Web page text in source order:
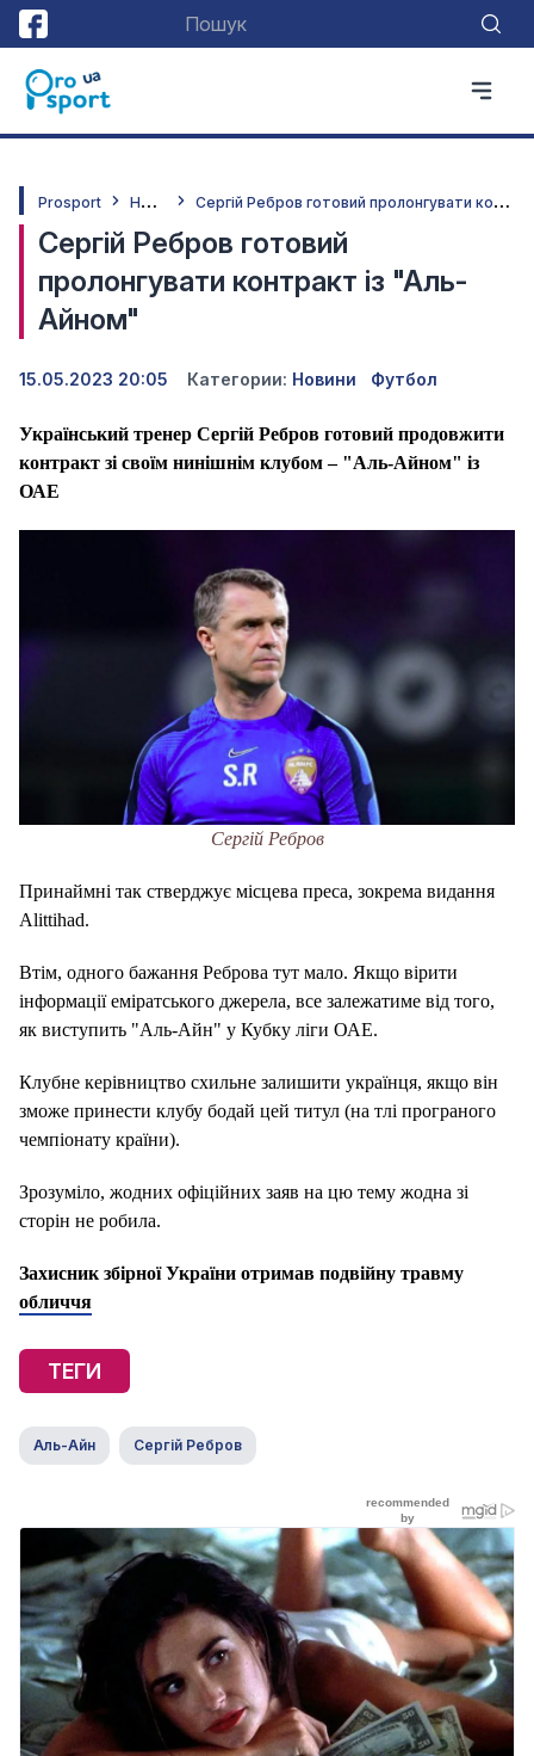
Prosport Н
овини С
ергій Ребров готовий пролонгувати контракт із "Аль-Айном"
Сергій Ребров готовий
пролонгувати контракт із "Аль-
Айном"
15.05.2023 20:05 Категории: Новини Футбол
Український тренер Сергій Ребров готовий продовжити
контракт зі своїм нинішнім клубом – "Аль-Айном" із
ОАЕ
Сергій Ребров
Принаймні так стверджує місцева преса, зокрема видання
Alittihad.
Втім, одного бажання Реброва тут мало. Якщо вірити
інформації еміратського джерела, все залежатиме від того,
як виступить "Аль-Айн" у Кубку ліги ОАЕ.
Клубне керівництво схильне залишити українця, якщо він
зможе принести клубу бодай цей титул (на тлі програного
чемпіонату країни).
Зрозуміло, жодних офіційних заяв на цю тему жодна зі
сторін не робила.
Захисник збірної України отримав подвійну травму
обличчя
ТЕГИ
Аль-Айн Сергій Ребров